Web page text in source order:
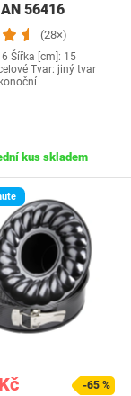
56416
(28×)
6 Šířka [cm]: 15
Tvar: jiný tvar
kus skladem
-65 %